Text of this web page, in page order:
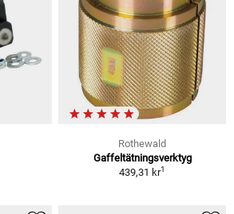
Rothewald
Gaffeltätningsverktyg
439,31 kr1